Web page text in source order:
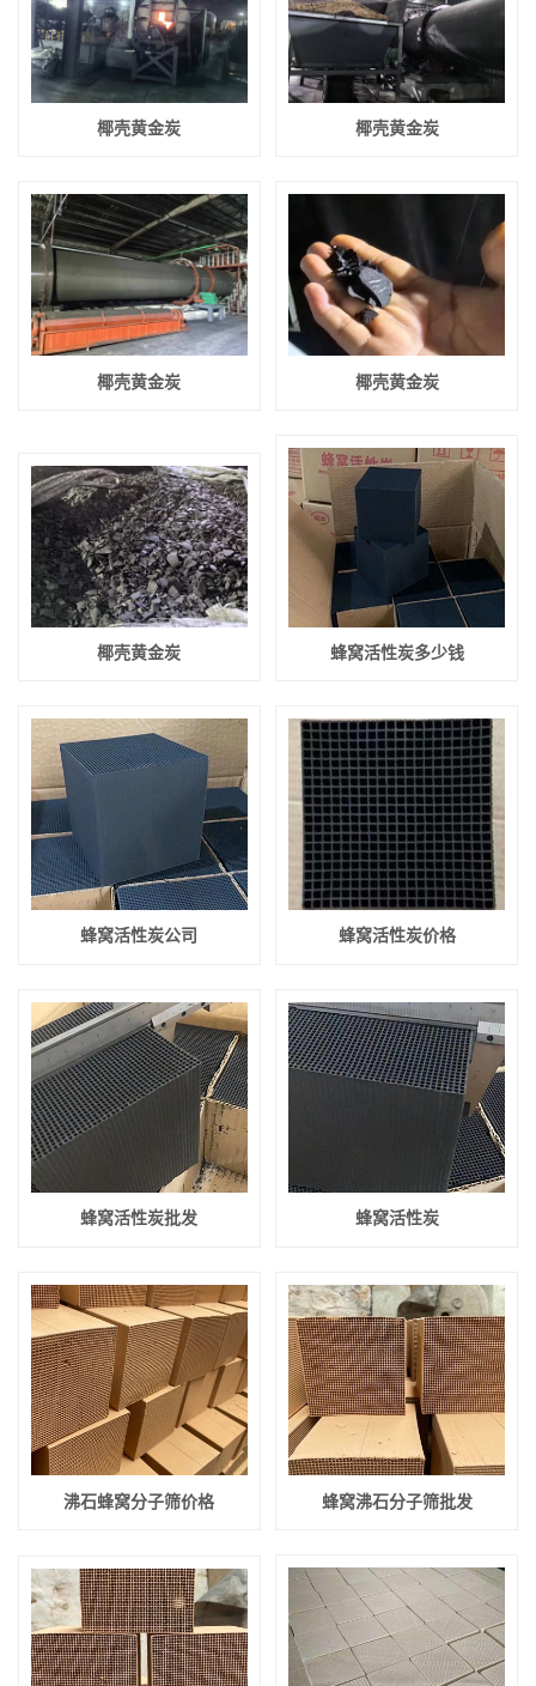
椰壳黄金炭 椰壳黄金炭
椰壳黄金炭 椰壳黄金炭
椰壳黄金炭 蜂窝活性炭多少钱
蜂窝活性炭公司 蜂窝活性炭价格
蜂窝活性炭批发 蜂窝活性炭
沸石蜂窝分子筛价格 蜂窝沸石分子筛批发